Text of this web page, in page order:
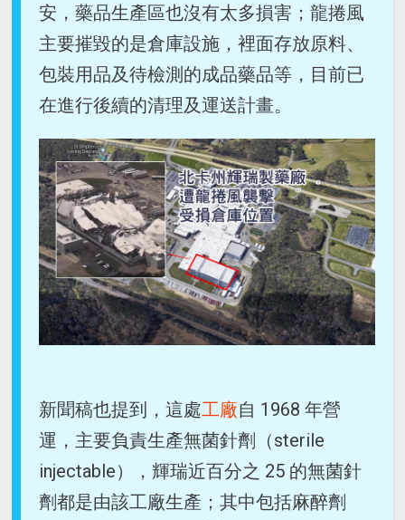
安，藥品生產區也沒有太多損害；龍捲風
主要摧毀的是倉庫設施，裡面存放原料、
包裝用品及待檢測的成品藥品等，目前已
在進行後續的清理及運送計畫。
新聞稿也提到，這處工廠自 1968 年營
運，主要負責生產無菌針劑（sterile
injectable），輝瑞近百分之 25 的無菌針
劑都是由該工廠生產；其中包括麻醉劑